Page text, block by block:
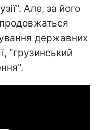
Але, за його
державних
"грузинський